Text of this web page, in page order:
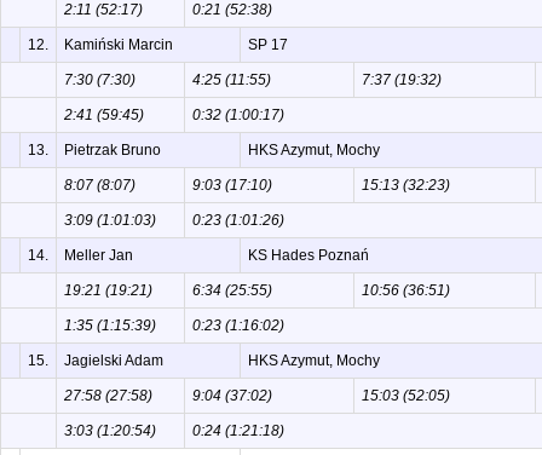
2:11 (52:17) 0:21 (52:38)
12. Kamiński Marcin SP 17
7:30 (7:30) 4:25 (11:55) 7:37 (19:32)
2:41 (59:45) 0:32 (1:00:17)
13. Pietrzak Bruno HKS Azymut, Mochy
8:07 (8:07) 9:03 (17:10) 15:13 (32:23)
3:09 (1:01:03) 0:23 (1:01:26)
14. Meller Jan KS Hades Poznań
19:21 (19:21) 6:34 (25:55) 10:56 (36:51)
1:35 (1:15:39) 0:23 (1:16:02)
15. Jagielski Adam HKS Azymut, Mochy
27:58 (27:58) 9:04 (37:02) 15:03 (52:05)
3:03 (1:20:54) 0:24 (1:21:18)